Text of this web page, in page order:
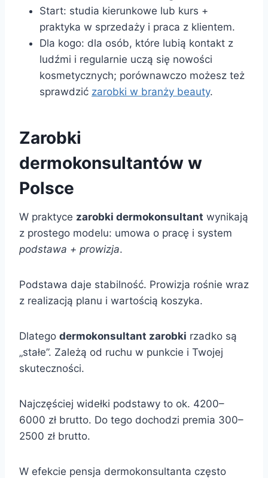
Start: studia kierunkowe lub kurs +
praktyka w sprzedaży i praca z klientem.
Dla kogo: dla osób, które lubią kontakt z
ludźmi i regularnie uczą się nowości
kosmetycznych; porównawczo możesz też
sprawdzić zarobki w branży beauty.
Zarobki
dermokonsultantów w
Polsce
W praktyce zarobki dermokonsultant wynikają
z prostego modelu: umowa o pracę i system
podstawa + prowizja.
Podstawa daje stabilność. Prowizja rośnie wraz
z realizacją planu i wartością koszyka.
Dlatego dermokonsultant zarobki rzadko są
„stałe”. Zależą od ruchu w punkcie i Twojej
skuteczności.
Najczęściej widełki podstawy to ok. 4200–
6000 zł brutto. Do tego dochodzi premia 300–
2500 zł brutto.
W efekcie pensja dermokonsultanta często